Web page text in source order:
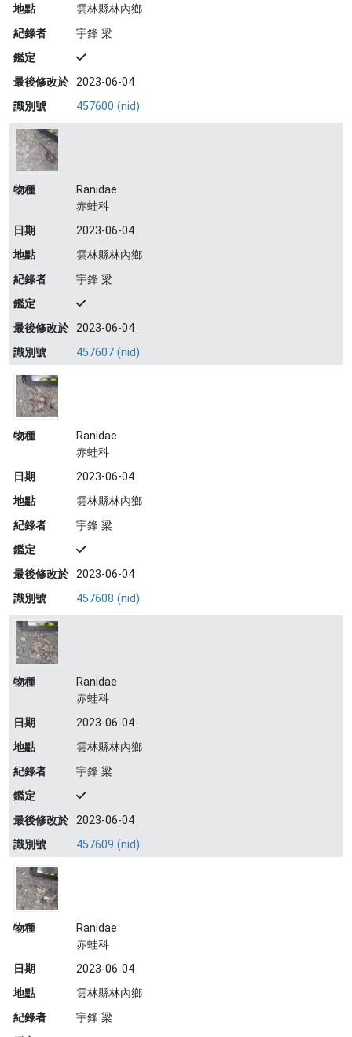
地點
雲林縣林內鄉
紀錄者
宇鋒 梁
鑑定
最後修改於 2023-06-04
識別號
457600 (nid)
物種
Ranidae
赤蛙科
日期
2023-06-04
地點
雲林縣林內鄉
紀錄者
宇鋒 梁
鑑定
最後修改於 2023-06-04
識別號
457607 (nid)
物種
Ranidae
赤蛙科
日期
2023-06-04
地點
雲林縣林內鄉
紀錄者
宇鋒 梁
鑑定
最後修改於 2023-06-04
識別號
457608 (nid)
物種
Ranidae
赤蛙科
日期
2023-06-04
地點
雲林縣林內鄉
紀錄者
宇鋒 梁
鑑定
最後修改於 2023-06-04
識別號
457609 (nid)
物種
Ranidae
赤蛙科
日期
2023-06-04
地點
雲林縣林內鄉
紀錄者
宇鋒 梁